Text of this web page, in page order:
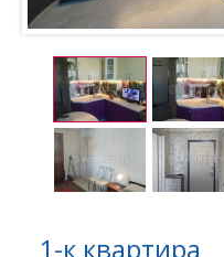
1-к квартира